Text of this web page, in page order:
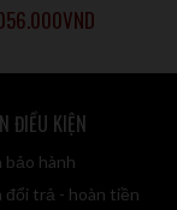
VND
ĐIỀU KIỆN
bảo hành
đổi trả - hoàn tiền